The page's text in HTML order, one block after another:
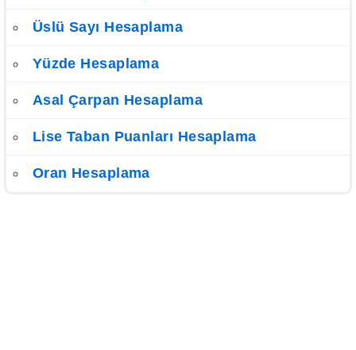
Üslü Sayı Hesaplama
Yüzde Hesaplama
Asal Çarpan Hesaplama
Lise Taban Puanları Hesaplama
Oran Hesaplama